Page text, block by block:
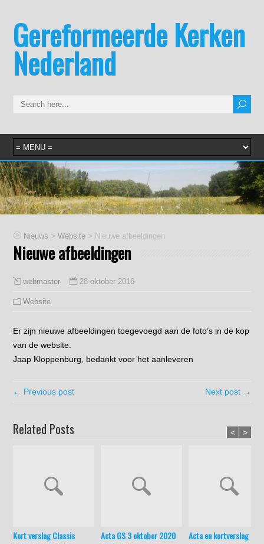
Gereformeerde Kerken
Nederland
Nieuws >Website > Nieuwe afbeeldingen
Nieuwe afbeeldingen
webmaster 28 oktober 2016
Website
Er zijn nieuwe afbeeldingen toegevoegd aan de foto’s in de kop
van de website.
Jaap Kloppenburg, bedankt voor het aanleveren
← Previous post Next post →
Related Posts
Kort verslag Classis
Acta GS 3 oktober 2020
Acta en kortverslag
< >